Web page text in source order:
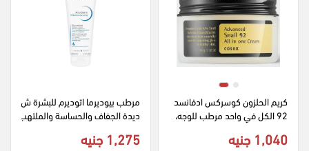
100 جم
1,040 جنيه
مرطب بيوديرما اتوديرم للبشرة ش
ديدة الجفاف والحساسة والملتهب
1,275 جنيه